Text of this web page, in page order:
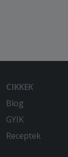
CIKKEK
Blog
GYIK
Receptek